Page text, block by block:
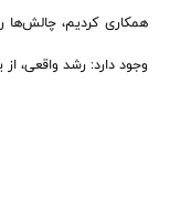
همکاری کردیم،
وجود دارد: رشد واقعی،